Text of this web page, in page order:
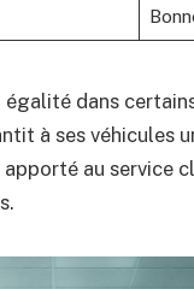
dans
à ses véhicules
au service